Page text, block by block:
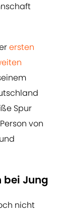
ersten
Spur
von
Jung
nicht